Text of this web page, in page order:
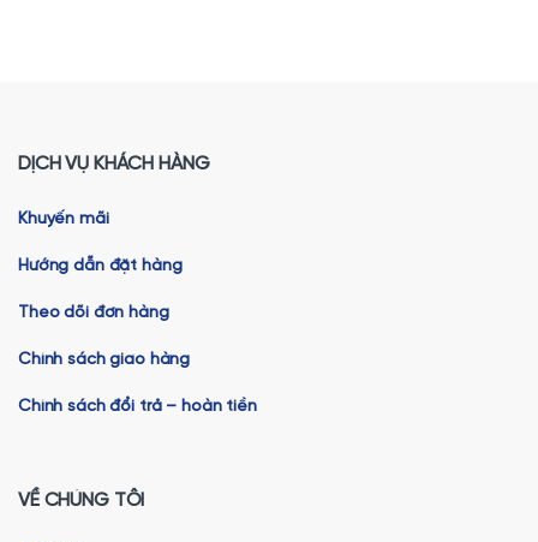
DỊCH VỤ KHÁCH HÀNG
Khuyến mãi
Hướng dẫn đặt hàng
Theo dõi đơn hàng
Chính sách giao hàng
Chính sách đổi trả – hoàn tiền
VỀ CHÚNG TÔI